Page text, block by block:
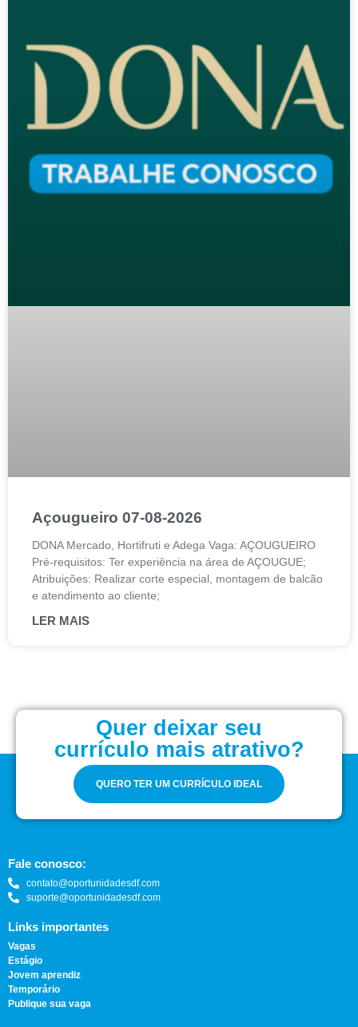
Açougueiro 07-08-2026
DONA Mercado, Hortifruti e Adega Vaga: AÇOUGUEIRO
Pré-requisitos: Ter experiência na área de AÇOUGUE;
Atribuições: Realizar corte especial, montagem de balcão
e atendimento ao cliente;
LER MAIS
Quer deixar seu
currículo mais atrativo?
QUERO TER UM CURRÍCULO IDEAL
Fale conosco:
contato@oportunidadesdf.com
suporte@oportunidadesdf.com
Links importantes
Vagas
Estágio
Jovem aprendiz
Temporário
Publique sua vaga